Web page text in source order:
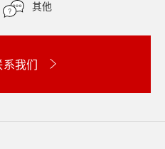
其他
我们